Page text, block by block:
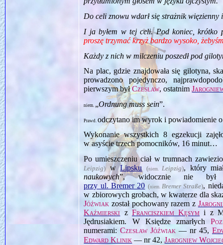
Do celi znowu wdarł się strażnik więzienny
I ja byłem w tej celi. Pod koniec, krótko
proszę trzymać krzyż bardzo wysoko,
Każdy z nich w milczeniu poszedł pod
Na plac, gdzie znajdowała się gilotyna,
prowadzono pojedynczo,
pierwszym byłCzesław, ostatnim
niem. „Ordnung muss sein”.
Prawd.odczytano im wyrok i powiadomienie
Wykonanie wszystkich 8 egzekucji
w asyście trzech pomocników, 16 minut…
Po umieszczeniu ciał w trumnach
Leipzig) wLipsku (niem.Leipzig), który
naukowych”, widocznie nie był
przy ul. Bremer 20 (niem.Bremer Straße),
w zbiorowych grobach, w kwaterze dla
Jóźwiak został pochowany razem z
Kaźmierski z Franciszkiem Kęsym i z
Jędrusiakiem. W Księdze zmarłych
numerami:Czesław Jóźwiak — nr 45,
Edward Klinik — nr 42,Jarogniew